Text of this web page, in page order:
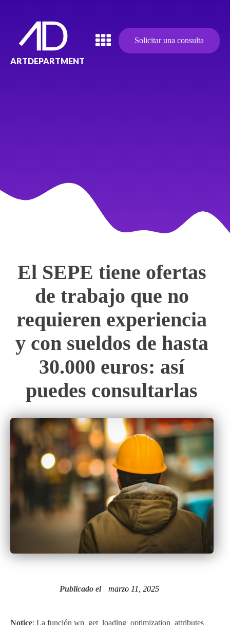
ARTDEPARTMENT
Solicitar una consulta
El SEPE tiene ofertas
de trabajo que no
requieren experiencia
y con sueldos de hasta
30.000 euros: así
puedes consultarlas
Publicado el marzo 11, 2025
Notice: La función wp_get_loading_optimization_attributes